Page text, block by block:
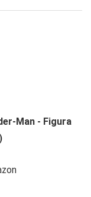
Man - Figura